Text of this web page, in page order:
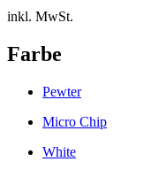
inkl. MwSt.
Farbe
Pewter
Micro Chip
White